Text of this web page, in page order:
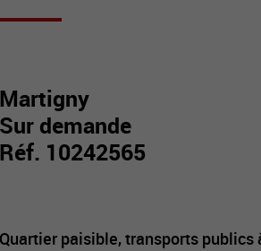
Martigny
Sur demande
Réf. 10242565
Quartier paisible, transports